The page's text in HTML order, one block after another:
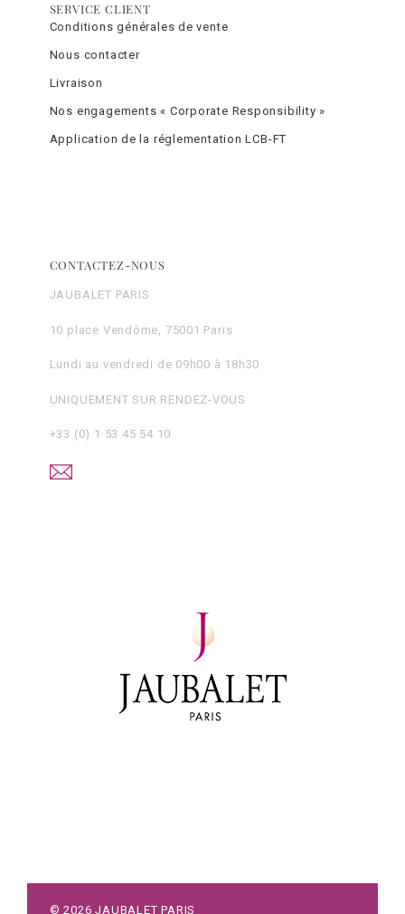
SERVICE CLIENT
Conditions générales de vente
Nous contacter
Livraison
Nos engagements « Corporate Responsibility »
Application de la réglementation LCB-FT
CONTACTEZ-NOUS
JAUBALET PARIS
10 place Vendôme, 75001 Paris
Lundi au vendredi de 09h00 à 18h30
UNIQUEMENT SUR RENDEZ-VOUS
+33 (0) 1 53 45 54 10
©2026 JAUBALET PARIS